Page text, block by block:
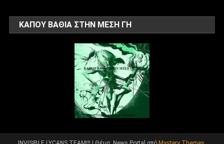
ΚΑΠΟΥ ΒΑΘΙΑ ΣΤΗΝ ΜΕΣΗ ΓΗ